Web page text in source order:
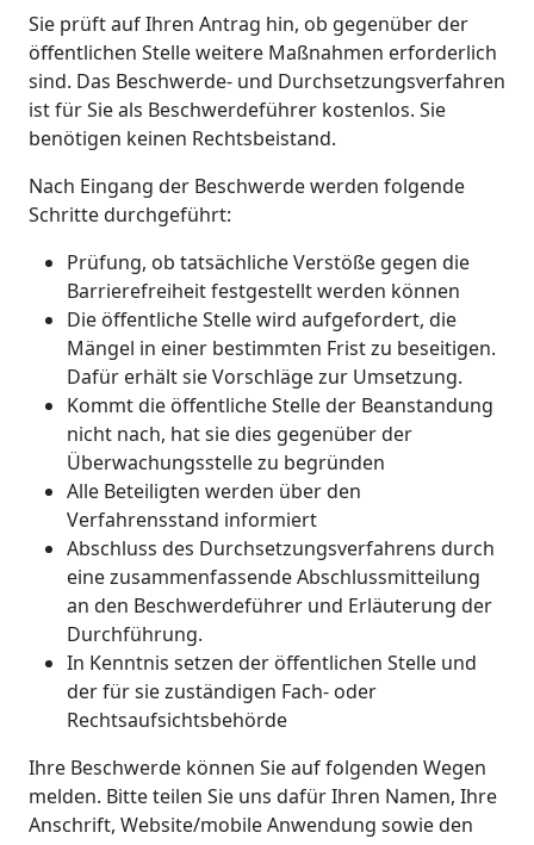
Sie prüft auf Ihren Antrag hin, ob gegenüber der
öffentlichen Stelle weitere Maßnahmen erforderlich
sind. Das Beschwerde- und Durchsetzungsverfahren
ist für Sie als Beschwerdeführer kostenlos. Sie
benötigen keinen Rechtsbeistand.
Nach Eingang der Beschwerde werden folgende
Schritte durchgeführt:
Prüfung, ob tatsächliche Verstöße gegen die
Barrierefreiheit festgestellt werden können
Die öffentliche Stelle wird aufgefordert, die
Mängel in einer bestimmten Frist zu beseitigen.
Dafür erhält sie Vorschläge zur Umsetzung.
Kommt die öffentliche Stelle der Beanstandung
nicht nach, hat sie dies gegenüber der
Überwachungsstelle zu begründen
Alle Beteiligten werden über den
Verfahrensstand informiert
Abschluss des Durchsetzungsverfahrens durch
eine zusammenfassende Abschlussmitteilung
an den Beschwerdeführer und Erläuterung der
Durchführung.
In Kenntnis setzen der öffentlichen Stelle und
der für sie zuständigen Fach- oder
Rechtsaufsichtsbehörde
Ihre Beschwerde können Sie auf folgenden Wegen
melden. Bitte teilen Sie uns dafür Ihren Namen, Ihre
Anschrift, Website/mobile Anwendung sowie den